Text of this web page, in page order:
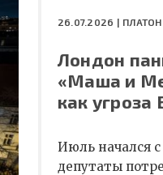
26.07.2026 |
Лондон
«Маша и
как угроза
Июль начался
депутаты